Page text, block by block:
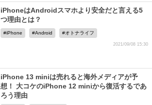
iPhoneはAndroidスマホより安全だと言える5
つ理由とは？
iPhone Android オトナライフ
2021/09/08 15:30
iPhone 13 miniは売れると海外メディアが予
想！ 大コケのiPhone 12 miniから復活するであ
ろう理由